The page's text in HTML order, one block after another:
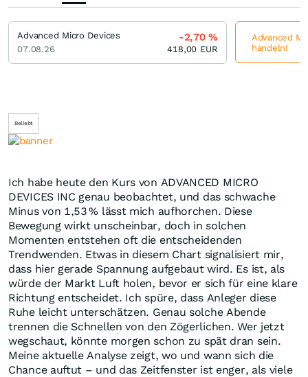
Beliebt
Ich habe heute den Kurs von ADVANCED MICRO
DEVICES INC genau beobachtet, und das schwache
Minus von 1,53 % lässt mich aufhorchen. Diese
Bewegung wirkt unscheinbar, doch in solchen
Momenten entstehen oft die entscheidenden
Trendwenden. Etwas in diesem Chart signalisiert mir,
dass hier gerade Spannung aufgebaut wird. Es ist, als
würde der Markt Luft holen, bevor er sich für eine klare
Richtung entscheidet. Ich spüre, dass Anleger diese
Ruhe leicht unterschätzen. Genau solche Abende
trennen die Schnellen von den Zögerlichen. Wer jetzt
wegschaut, könnte morgen schon zu spät dran sein.
Meine aktuelle Analyse zeigt, wo und wann sich die
Chance auftut – und das Zeitfenster ist enger, als viele
Advanced Micro Devices
07.08.26
-2,70%
418,00 EUR
Advanced
handeln!